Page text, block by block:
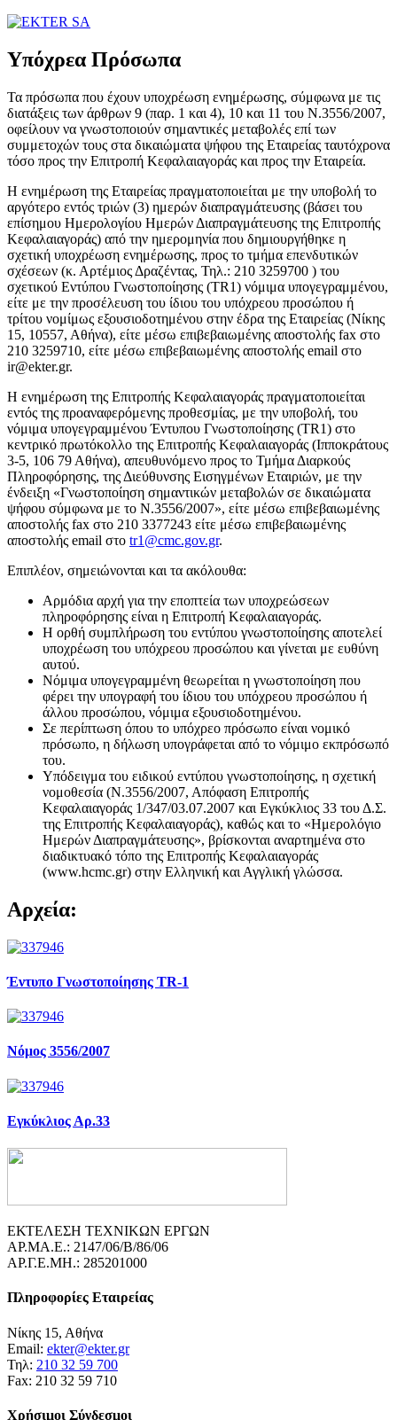
Υπόχρεα Πρόσωπα
Τα πρόσωπα που έχουν υποχρέωση ενημέρωσης, σύμφωνα με τις
διατάξεις των άρθρων 9 (παρ. 1 και 4), 10 και 11 του Ν.3556/2007,
οφείλουν να γνωστοποιούν σημαντικές μεταβολές επί των
συμμετοχών τους στα δικαιώματα ψήφου της Εταιρείας ταυτόχρονα
τόσο προς την Επιτροπή Κεφαλαιαγοράς και προς την Εταιρεία.
Η ενημέρωση της Εταιρείας πραγματοποιείται με την υποβολή το
αργότερο εντός τριών (3) ημερών διαπραγμάτευσης (βάσει του
επίσημου Ημερολογίου Ημερών Διαπραγμάτευσης της Επιτροπής
Κεφαλαιαγοράς) από την ημερομηνία που δημιουργήθηκε η
σχετική υποχρέωση ενημέρωσης, προς το τμήμα επενδυτικών
σχέσεων (κ. Αρτέμιος Δραζέντας, Τηλ.: 210 3259700 ) του
σχετικού Εντύπου Γνωστοποίησης (TR1) νόμιμα υπογεγραμμένου,
είτε με την προσέλευση του ίδιου του υπόχρεου προσώπου ή
τρίτου νομίμως εξουσιοδοτημένου στην έδρα της Εταιρείας (Νίκης
15, 10557, Αθήνα), είτε μέσω επιβεβαιωμένης αποστολής fax στο
210 3259710, είτε μέσω επιβεβαιωμένης αποστολής email στο
ir@ekter.gr.
Η ενημέρωση της Επιτροπής Κεφαλαιαγοράς πραγματοποιείται
εντός της προαναφερόμενης προθεσμίας, με την υποβολή, του
νόμιμα υπογεγραμμένου Έντυπου Γνωστοποίησης (TR1) στο
κεντρικό πρωτόκολλο της Επιτροπής Κεφαλαιαγοράς (Ιπποκράτους
3-5, 106 79 Αθήνα), απευθυνόμενο προς το Τμήμα Διαρκούς
Πληροφόρησης, της Διεύθυνσης Εισηγμένων Εταιριών, με την
ένδειξη «Γνωστοποίηση σημαντικών μεταβολών σε δικαιώματα
ψήφου σύμφωνα με το Ν.3556/2007», είτε μέσω επιβεβαιωμένης
αποστολής fax στο 210 3377243 είτε μέσω επιβεβαιωμένης
αποστολής email στο tr1@cmc.gov.gr.
Επιπλέον, σημειώνονται και τα ακόλουθα:
Αρμόδια αρχή για την εποπτεία των υποχρεώσεων
πληροφόρησης είναι η Επιτροπή Κεφαλαιαγοράς.
Η ορθή συμπλήρωση του εντύπου γνωστοποίησης αποτελεί
υποχρέωση του υπόχρεου προσώπου και γίνεται με ευθύνη
αυτού.
Νόμιμα υπογεγραμμένη θεωρείται η γνωστοποίηση που
φέρει την υπογραφή του ίδιου του υπόχρεου προσώπου ή
άλλου προσώπου, νόμιμα εξουσιοδοτημένου.
Σε περίπτωση όπου το υπόχρεο πρόσωπο είναι νομικό
πρόσωπο, η δήλωση υπογράφεται από το νόμιμο εκπρόσωπό
του.
Υπόδειγμα του ειδικού εντύπου γνωστοποίησης, η σχετική
νομοθεσία (Ν.3556/2007, Απόφαση Επιτροπής
Κεφαλαιαγοράς 1/347/03.07.2007 και Εγκύκλιος 33 του Δ.Σ.
της Επιτροπής Κεφαλαιαγοράς), καθώς και το «Ημερολόγιο
Ημερών Διαπραγμάτευσης», βρίσκονται αναρτημένα στο
διαδικτυακό τόπο της Επιτροπής Κεφαλαιαγοράς
(www.hcmc.gr) στην Ελληνική και Αγγλική γλώσσα.
Αρχεία:
Έντυπο Γνωστοποίησης TR-1
Νόμος 3556/2007
Εγκύκλιος Αρ.33
ΕΚΤΕΛΕΣΗ ΤΕΧΝΙΚΩΝ ΕΡΓΩΝ
ΑΡ.ΜΑ.Ε.: 2147/06/B/86/06
ΑΡ.Γ.Ε.ΜΗ.: 285201000
Πληροφορίες Εταιρείας
Νίκης 15, Αθήνα
Email: ekter@ekter.gr
Τηλ: 210 32 59 700
Fax: 210 32 59 710
Χρήσιμοι Σύνδεσμοι